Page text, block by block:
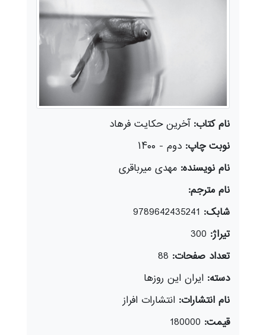
نام کتاب:آخرین حکایت فرهاد
نوبت چاپ: دوم - ۱۴۰۰
نام نویسنده: مهدی میرباقری
نام مترجم:
شابک: 9789642435241
تیراژ: 300
تعداد صفحات: 88
دسته: ایران این روزها
نام انتشارات: انتشارات افراز
قیمت: 180000